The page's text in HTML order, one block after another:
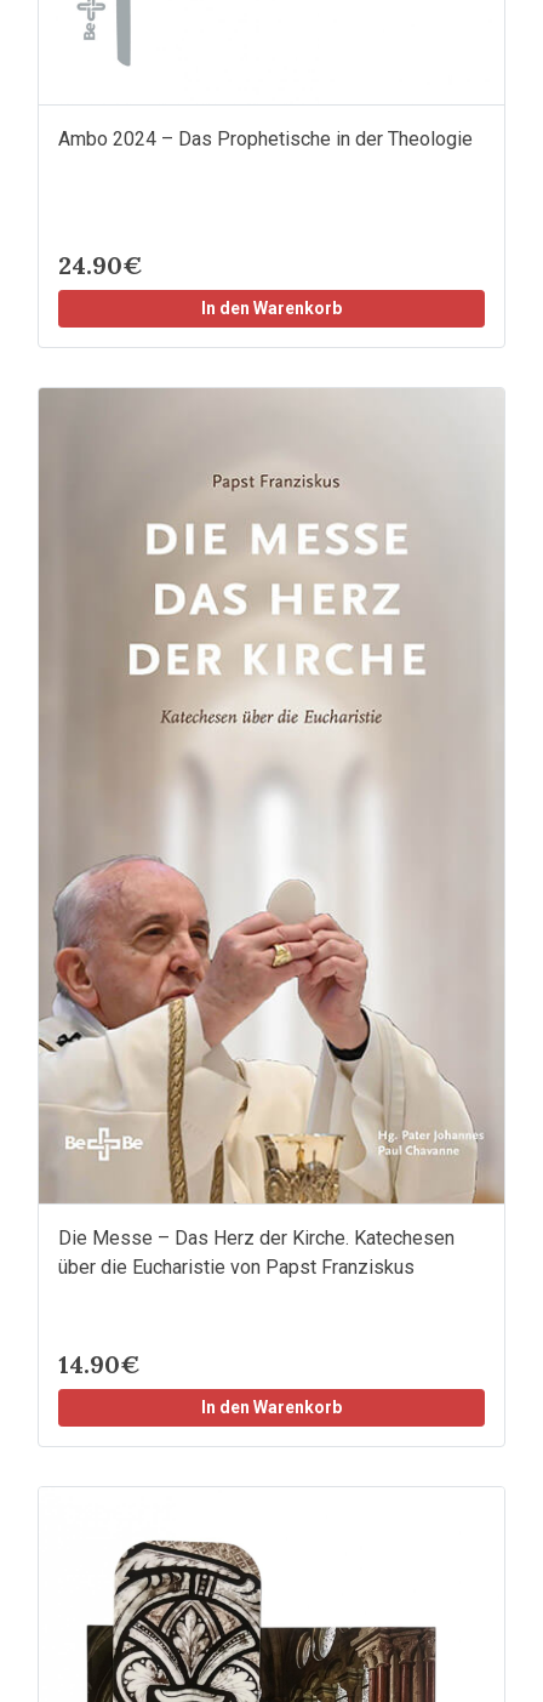
Ambo 2024 – Das Prophetische in der Theologie
24.90€
In den Warenkorb
Die Messe – Das Herz der Kirche. Katechesen
über die Eucharistie von Papst Franziskus
14.90€
In den Warenkorb